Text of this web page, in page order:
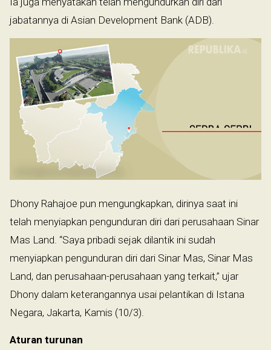
jabatannya di Asian Development Bank (ADB).
Dhony Rahajoe pun mengungkapkan, dirinya saat ini
telah menyiapkan pengunduran diri dari perusahaan Sinar
Mas Land. “Saya pribadi sejak dilantik ini sudah
menyiapkan pengunduran diri dari Sinar Mas, Sinar Mas
Land, dan perusahaan-perusahaan yang terkait,” ujar
Dhony dalam keterangannya usai pelantikan di Istana
Negara, Jakarta, Kamis (10/3).
Aturan turunan